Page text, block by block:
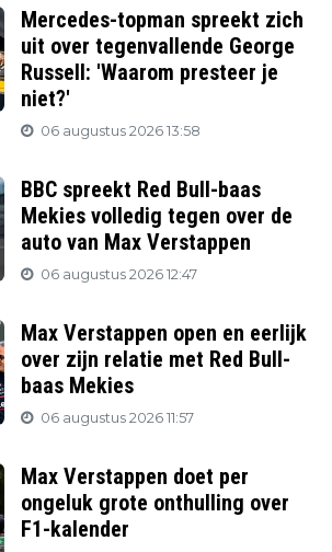
Mercedes-topman spreekt zich
uit over tegenvallende George
Russell: 'Waarom presteer je
niet?'
06 augustus 2026 13:58
BBC spreekt Red Bull-baas
Mekies volledig tegen over de
auto van Max Verstappen
06 augustus 2026 12:47
Max Verstappen open en eerlijk
over zijn relatie met Red Bull-
baas Mekies
06 augustus 2026 11:57
Max Verstappen doet per
ongeluk grote onthulling over
F1-kalender